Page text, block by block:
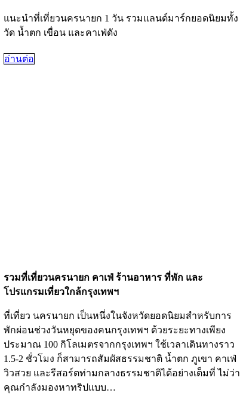
แนะนำที่เที่ยวนครนายก 1 วัน รวมแลนด์มาร์กยอดนิยมทั้ง
วัด น้ำตก เขื่อน และคาเฟ่ดัง
อ่านต่อ
รวมที่เที่ยวนครนายก คาเฟ่ ร้านอาหาร ที่พัก และ
โปรแกรมเที่ยวใกล้กรุงเทพฯ
ที่เที่ยว นครนายก เป็นหนึ่งในจังหวัดยอดนิยมสำหรับการ
พักผ่อนช่วงวันหยุดของคนกรุงเทพฯ ด้วยระยะทางเพียง
ประมาณ 100 กิโลเมตรจากกรุงเทพฯ ใช้เวลาเดินทางราว
1.5-2 ชั่วโมง ก็สามารถสัมผัสธรรมชาติ น้ำตก ภูเขา คาเฟ่
วิวสวย และรีสอร์ตท่ามกลางธรรมชาติได้อย่างเต็มที่ ไม่ว่า
คุณกำลังมองหาทริปแบบ…